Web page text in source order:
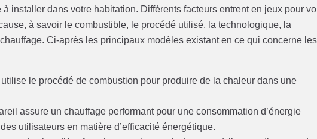
installer dans votre habitation. Différents facteurs entrent en jeux pour
à savoir le combustible, le procédé utilisé, la technologique, la
Ci-après les principaux modèles existant en ce qui concerne les
le procédé de combustion pour produire de la chaleur dans une
assure un chauffage performant pour une consommation d’énergie
utilisateurs en matière d’efficacité énergétique.